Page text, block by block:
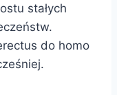
stałych
do homo